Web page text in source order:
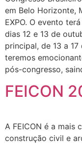
em Belo Horizonte,
EXPO. O evento
dias 12 e 13 de
principal, de 13 a
teremos
pós-congresso,
FEICON
A FEICON é a mais
construção civil e